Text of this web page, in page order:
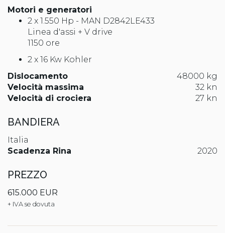
Motori e generatori
2 x 1.550 Hp - MAN D2842LE433
Linea d'assi + V drive
1150 ore
2 x 16 Kw Kohler
Dislocamento
48000 kg
Velocità massima
32 kn
Velocità di crociera
27 kn
BANDIERA
Italia
Scadenza Rina
2020
PREZZO
615.000 EUR
+ IVA se dovuta